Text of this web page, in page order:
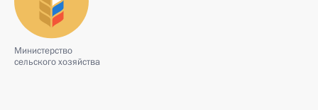
Министерство
сельского хозяйства